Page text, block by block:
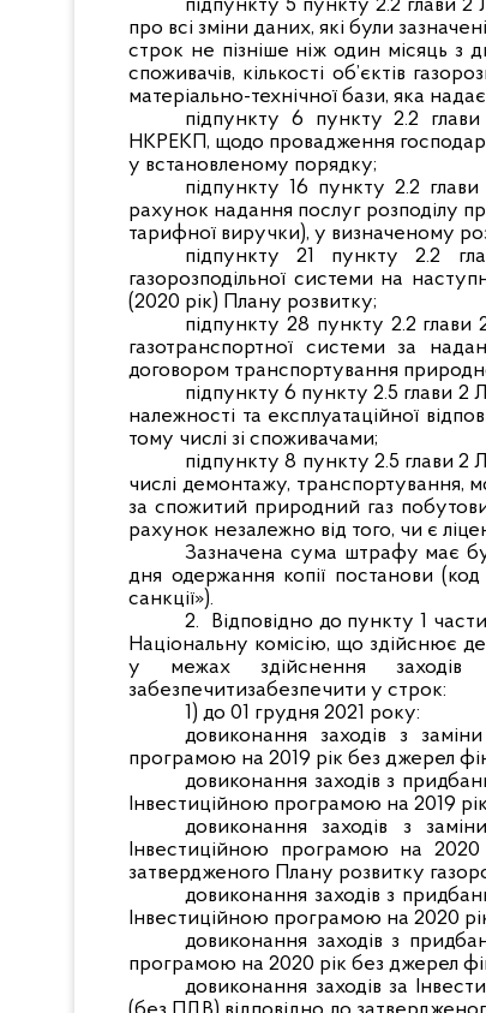
підпункту 5 пункту 2.2 глави 2
про всі зміни даних, які були
строк не пізніше ніж один місяць з
споживачів, кількості об’єктів
матеріально-технічної бази, яка
підпункту 6 пункту 2.2 глави
НКРЕКП, щодо провадження
у встановленому порядку;
підпункту 16 пункту 2.2
рахунок надання послуг розподілу
тарифної виручки), у визначеному
підпункту 21 пункту 2.2
газорозподільної системи на
(2020 рік) Плану розвитку;
підпункту 28 пункту 2.2 глави
газотранспортної системи за
договором транспортування
підпункту 6 пункту 2.5 глави 2
належності та експлуатаційної
тому числі зі споживачами;
підпункту 8 пункту 2.5 глави 2
числі демонтажу, транспортування,
за спожитий природний газ
рахунок незалежно від того, чи є
Зазначена сума штрафу має
дня одержання копії постанови (код
санкції»).
2. Відповідно до пункту 1
Національну комісію, що здійснює
у межах здійснення заходів
забезпечитизабезпечити у строк:
1) до 01 грудня 2021 року:
довиконання заходів з
програмою на 2019 рік без джерел
довиконання заходів з
Інвестиційною програмою на 2019
довиконання заходів з
Інвестиційною програмою на
затвердженого Плану розвитку
довиконання заходів з
Інвестиційною програмою на 2020
довиконання заходів з
програмою на 2020 рік без джерел
довиконання заходів за